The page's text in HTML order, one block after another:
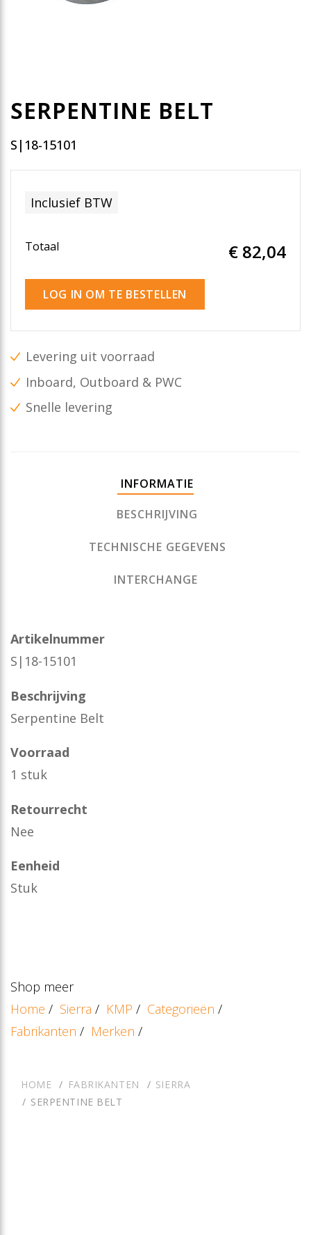
SERPENTINE BELT
S|18-15101
Inclusief BTW
Totaal € 82,04
LOG IN OM TE BESTELLEN
Levering uit voorraad
Inboard, Outboard & PWC
Snelle levering
INFORMATIE
BESCHRIJVING
TECHNISCHE GEGEVENS
INTERCHANGE
Artikelnummer
S|18-15101
Beschrijving
Serpentine Belt
Voorraad
1 stuk
Retourrecht
Nee
Eenheid
Stuk
Shop meer
Home / Sierra / KMP / Categorieën /
Fabrikanten / Merken /
HOME FABRIKANTEN
SIERRA
SERPENTINE BELT